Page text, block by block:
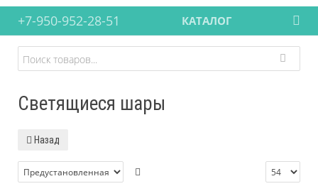
+7-950-952-28-51
КАТАЛОГ
Светящиеся шары
Назад